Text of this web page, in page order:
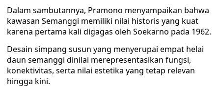
Dalam sambutannya, Pramono menyampaikan bahwa
kawasan Semanggi memiliki nilai historis yang kuat
karena pertama kali digagas oleh Soekarno pada 1962.
Desain simpang susun yang menyerupai empat helai
daun semanggi dinilai merepresentasikan fungsi,
konektivitas, serta nilai estetika yang tetap relevan
hingga kini.